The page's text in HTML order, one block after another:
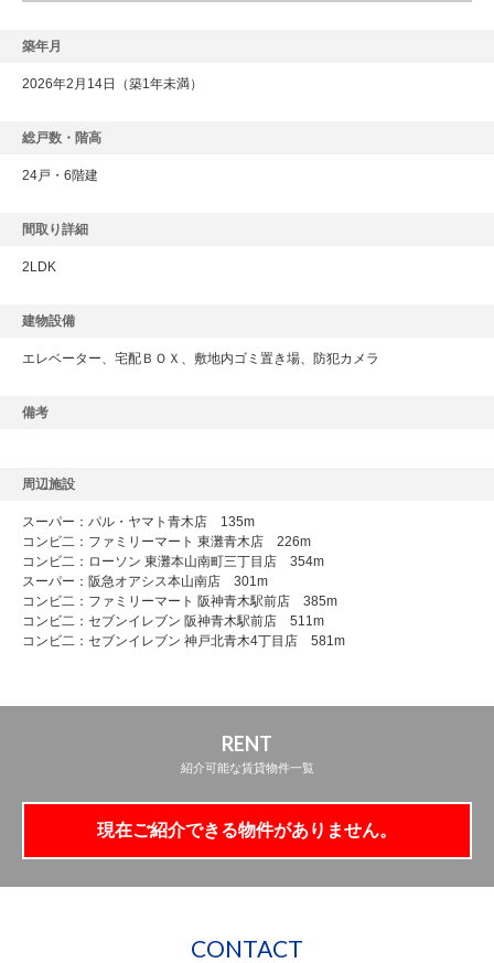
築年月
2026年2月14日（築1年未満）
総戸数・階高
24戸・6階建
間取り詳細
2LDK
建物設備
エレベーター、宅配ＢＯＸ、敷地内ゴミ置き場、防犯カメラ
備考
周辺施設
スーパー：パル・ヤマト青木店 135m
コンビ二：ファミリーマート 東灘青木店 226m
コンビ二：ローソン 東灘本山南町三丁目店 354m
スーパー：阪急オアシス本山南店 301m
コンビ二：ファミリーマート 阪神青木駅前店 385m
コンビ二：セブンイレブン 阪神青木駅前店 511m
コンビ二：セブンイレブン 神戸北青木4丁目店 581m
RENT
紹介可能な賃貸物件一覧
現在ご紹介できる物件がありません。
CONTACT